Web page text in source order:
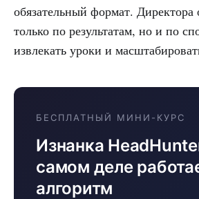
обязательный формат.
только по результатам, но и по
извлекать уроки и
БЕСПЛАТНЫЙ МИНИ-КУРС
Изнанка
самом деле
алгоритм